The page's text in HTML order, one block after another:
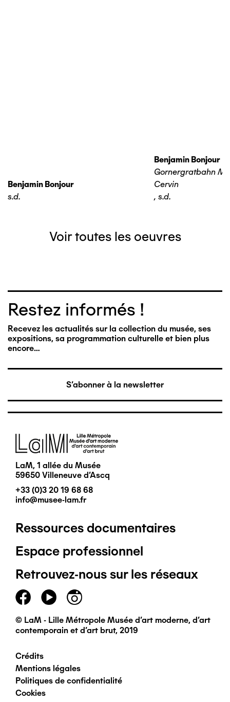
Benjamin Bonjour
s.d.
Benjamin Bonjour
Gornergratbahn
Cervin
, s.d.
Voir toutes les oeuvres
Restez informés !
Recevez les actualités sur la collection du musée, ses
expositions, sa programmation culturelle et bien plus
encore…
S'abonner à la newsletter
Image
LaM, 1 allée du Musée
59650 Villeneuve d'Ascq
+33 (0)3 20 19 68 68
info@musee-lam.fr
Pied
de
page
principal
Ressources documentaires
Espace professionnel
Retrouvez-nous sur les réseaux
© LaM - Lille Métropole Musée d'art moderne, d'art
contemporain et d'art brut, 2019
Pied
de
Crédits
Mentions légales
Politiques de confidentialité
Cookies